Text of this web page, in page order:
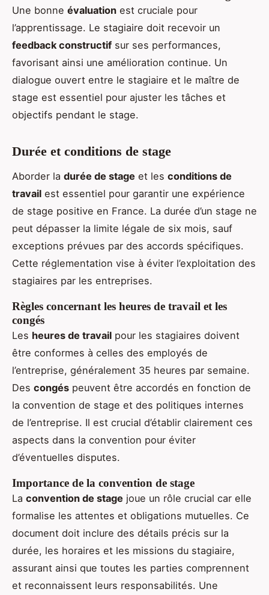
Une bonne évaluation est cruciale pour
l’apprentissage. Le stagiaire doit recevoir un
feedback constructif sur ses performances,
favorisant ainsi une amélioration continue. Un
dialogue ouvert entre le stagiaire et le maître de
stage est essentiel pour ajuster les tâches et
objectifs pendant le stage.
Durée et conditions de stage
Aborder la durée de stage et les conditions de
travail est essentiel pour garantir une expérience
de stage positive en France. La durée d’un stage ne
peut dépasser la limite légale de six mois, sauf
exceptions prévues par des accords spécifiques.
Cette réglementation vise à éviter l’exploitation des
stagiaires par les entreprises.
Règles concernant les heures de travail et les
congés
Les heures de travail pour les stagiaires doivent
être conformes à celles des employés de
l’entreprise, généralement 35 heures par semaine.
Des congés peuvent être accordés en fonction de
la convention de stage et des politiques internes
de l’entreprise. Il est crucial d’établir clairement ces
aspects dans la convention pour éviter
d’éventuelles disputes.
Importance de la convention de stage
La convention de stage joue un rôle crucial car elle
formalise les attentes et obligations mutuelles. Ce
document doit inclure des détails précis sur la
durée, les horaires et les missions du stagiaire,
assurant ainsi que toutes les parties comprennent
et reconnaissent leurs responsabilités. Une